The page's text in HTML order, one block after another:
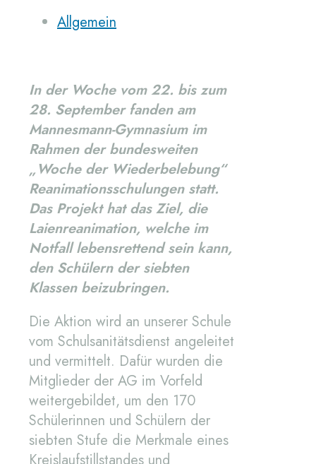
Allgemein
In der Woche vom 22. bis zum
28. September fanden am
Mannesmann-Gymnasium im
Rahmen der bundesweiten
„Woche der Wiederbelebung“
Reanimationsschulungen statt.
Das Projekt hat das Ziel, die
Laienreanimation, welche im
Notfall lebensrettend sein kann,
den Schülern der siebten
Klassen beizubringen.
Die Aktion wird an unserer Schule
vom Schulsanitätsdienst angeleitet
und vermittelt. Dafür wurden die
Mitglieder der AG im Vorfeld
weitergebildet, um den 170
Schülerinnen und Schülern der
siebten Stufe die Merkmale eines